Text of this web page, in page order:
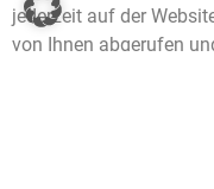
jederzeit auf der
von Ihnen abgerufen